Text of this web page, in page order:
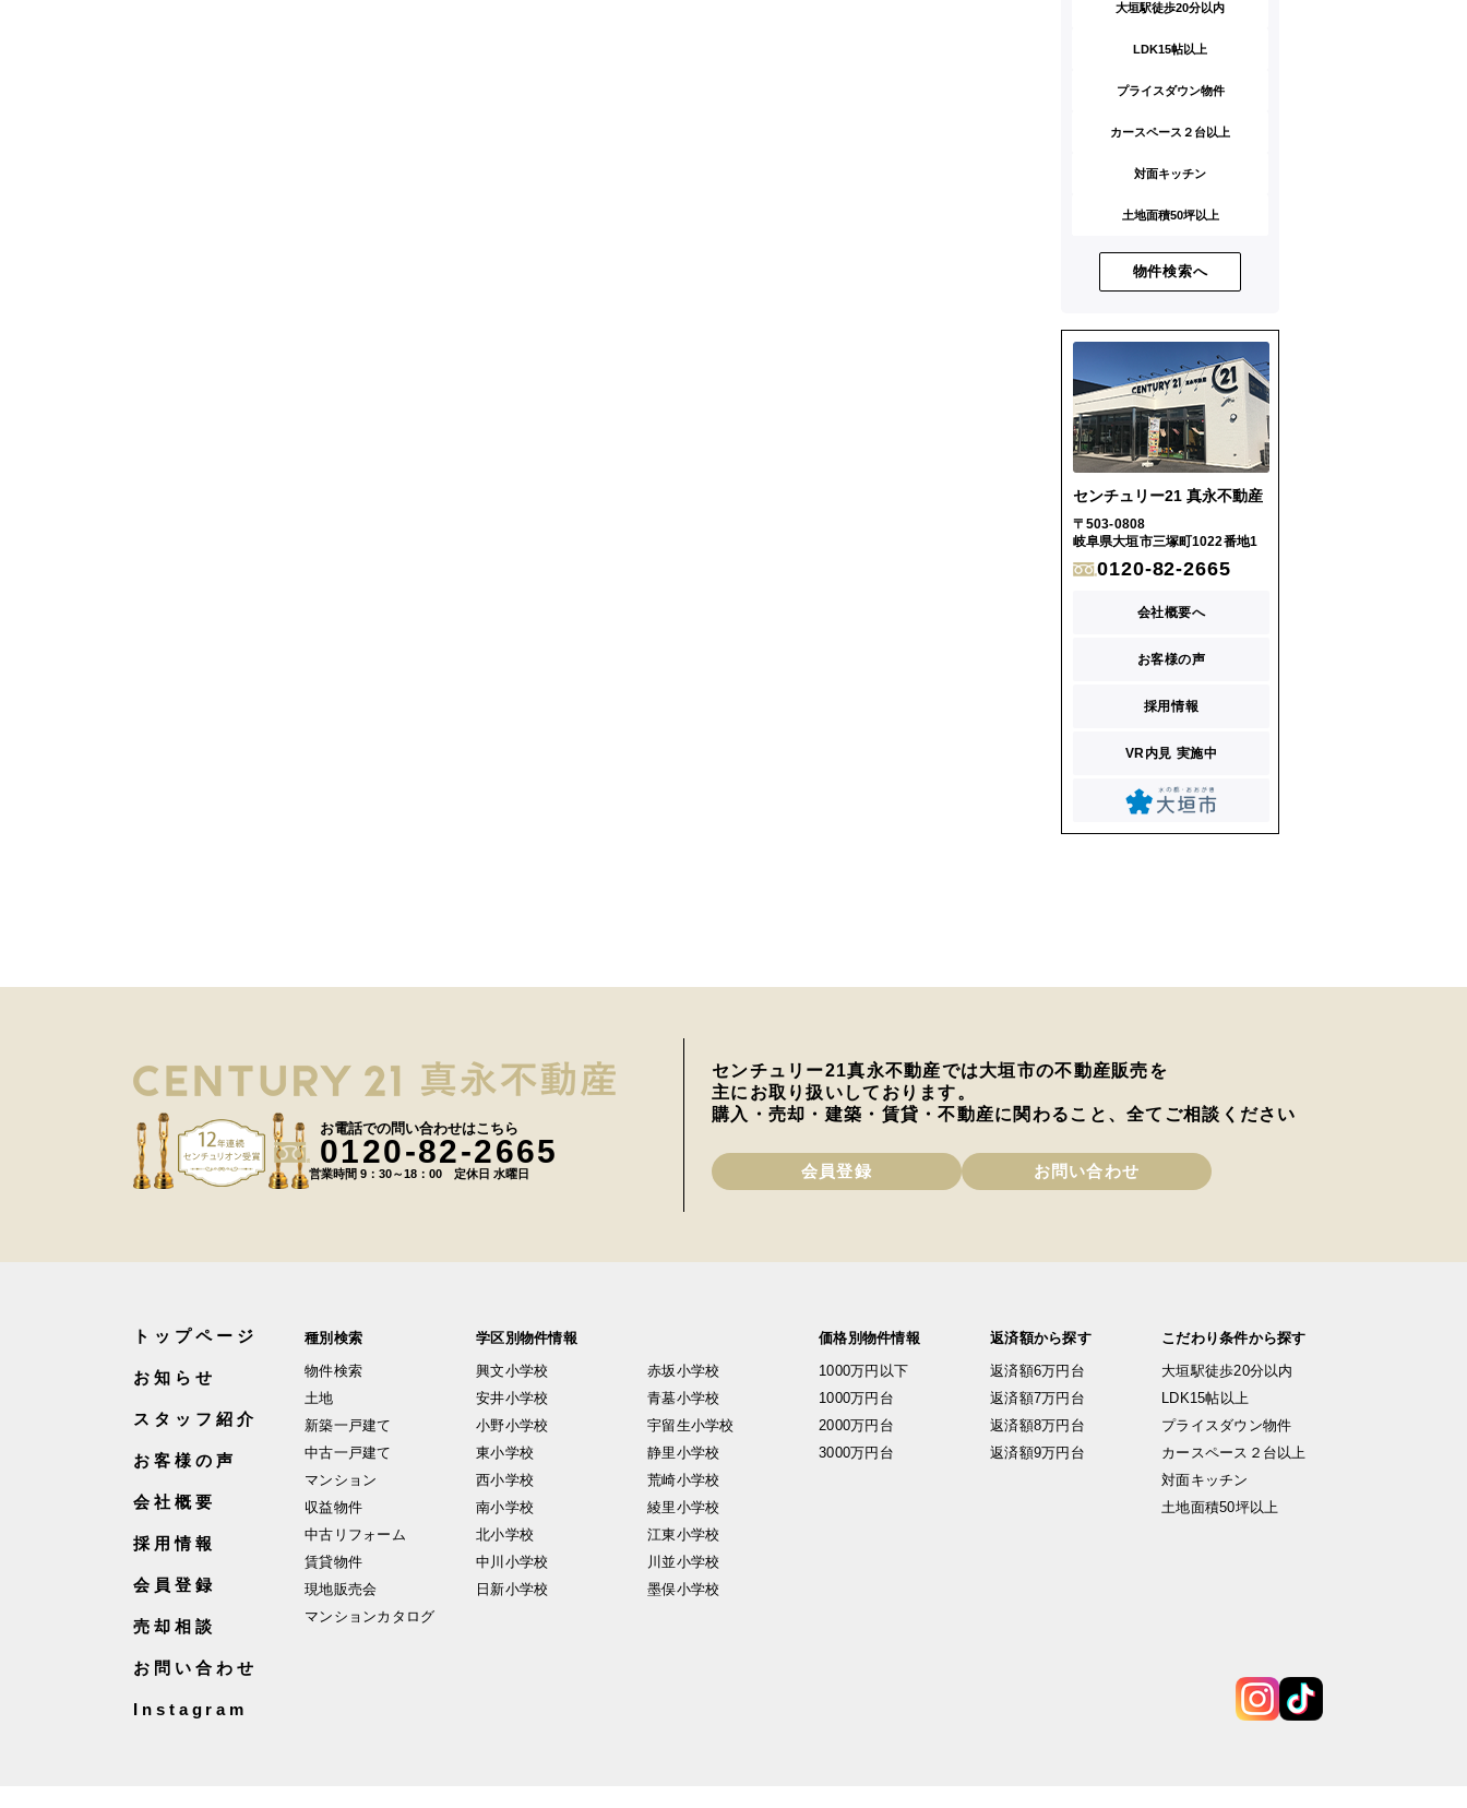
大垣駅徒歩20分以内
LDK15帖以上
プライスダウン物件
カースペース２台以上
対面キッチン
土地面積50坪以上
物件検索へ
センチュリー21 真永不動産
〒503-0808
岐阜県大垣市三塚町1022番地1
0120-82-2665
会社概要へ
お客様の声
採用情報
VR内見 実施中
お電話での問い合わせはこちら
0120-82-2665
営業時間 9：30～18：00 定休日 水曜日
センチュリー21真永不動産では大垣市の不動産販売を
主にお取り扱いしております。
購入・売却・建築・賃貸・不動産に関わること、全てご相談ください
会員登録 お問い合わせ
トップページ
お知らせ
スタッフ紹介
お客様の声
会社概要
採用情報
会員登録
売却相談
お問い合わせ
Instagram
種別検索
物件検索
土地
新築一戸建て
中古一戸建て
マンション
収益物件
中古リフォーム
賃貸物件
現地販売会
マンションカタログ
学区別物件情報
興文小学校
安井小学校
小野小学校
東小学校
西小学校
南小学校
北小学校
中川小学校
日新小学校
赤坂小学校
青墓小学校
宇留生小学校
静里小学校
荒崎小学校
綾里小学校
江東小学校
川並小学校
墨俣小学校
価格別物件情報
1000万円以下
1000万円台
2000万円台
3000万円台
返済額から探す
返済額6万円台
返済額7万円台
返済額8万円台
返済額9万円台
こだわり条件から探す
大垣駅徒歩20分以内
LDK15帖以上
プライスダウン物件
カースペース２台以上
対面キッチン
土地面積50坪以上